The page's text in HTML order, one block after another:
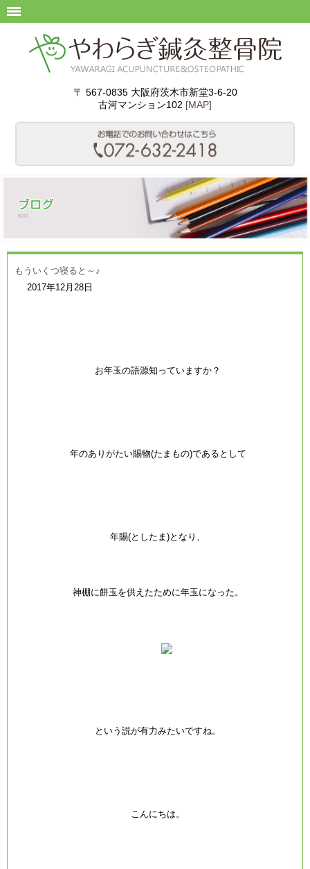
〒 567-0835 大阪府茨木市新堂3-6-20
古河マンション102 [MAP]
もういくつ寝ると～♪
2017年12月28日
お年玉の語源知っていますか？
年のありがたい賜物(たまもの)であるとして
年賜(としたま)となり、
神棚に餅玉を供えたために年玉になった。
という説が有力みたいですね。
こんにちは。